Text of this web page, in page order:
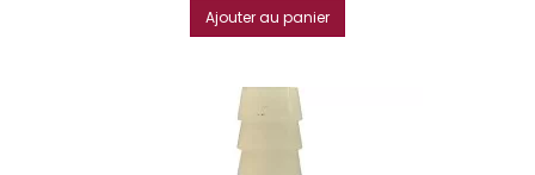
Ajouter au panier